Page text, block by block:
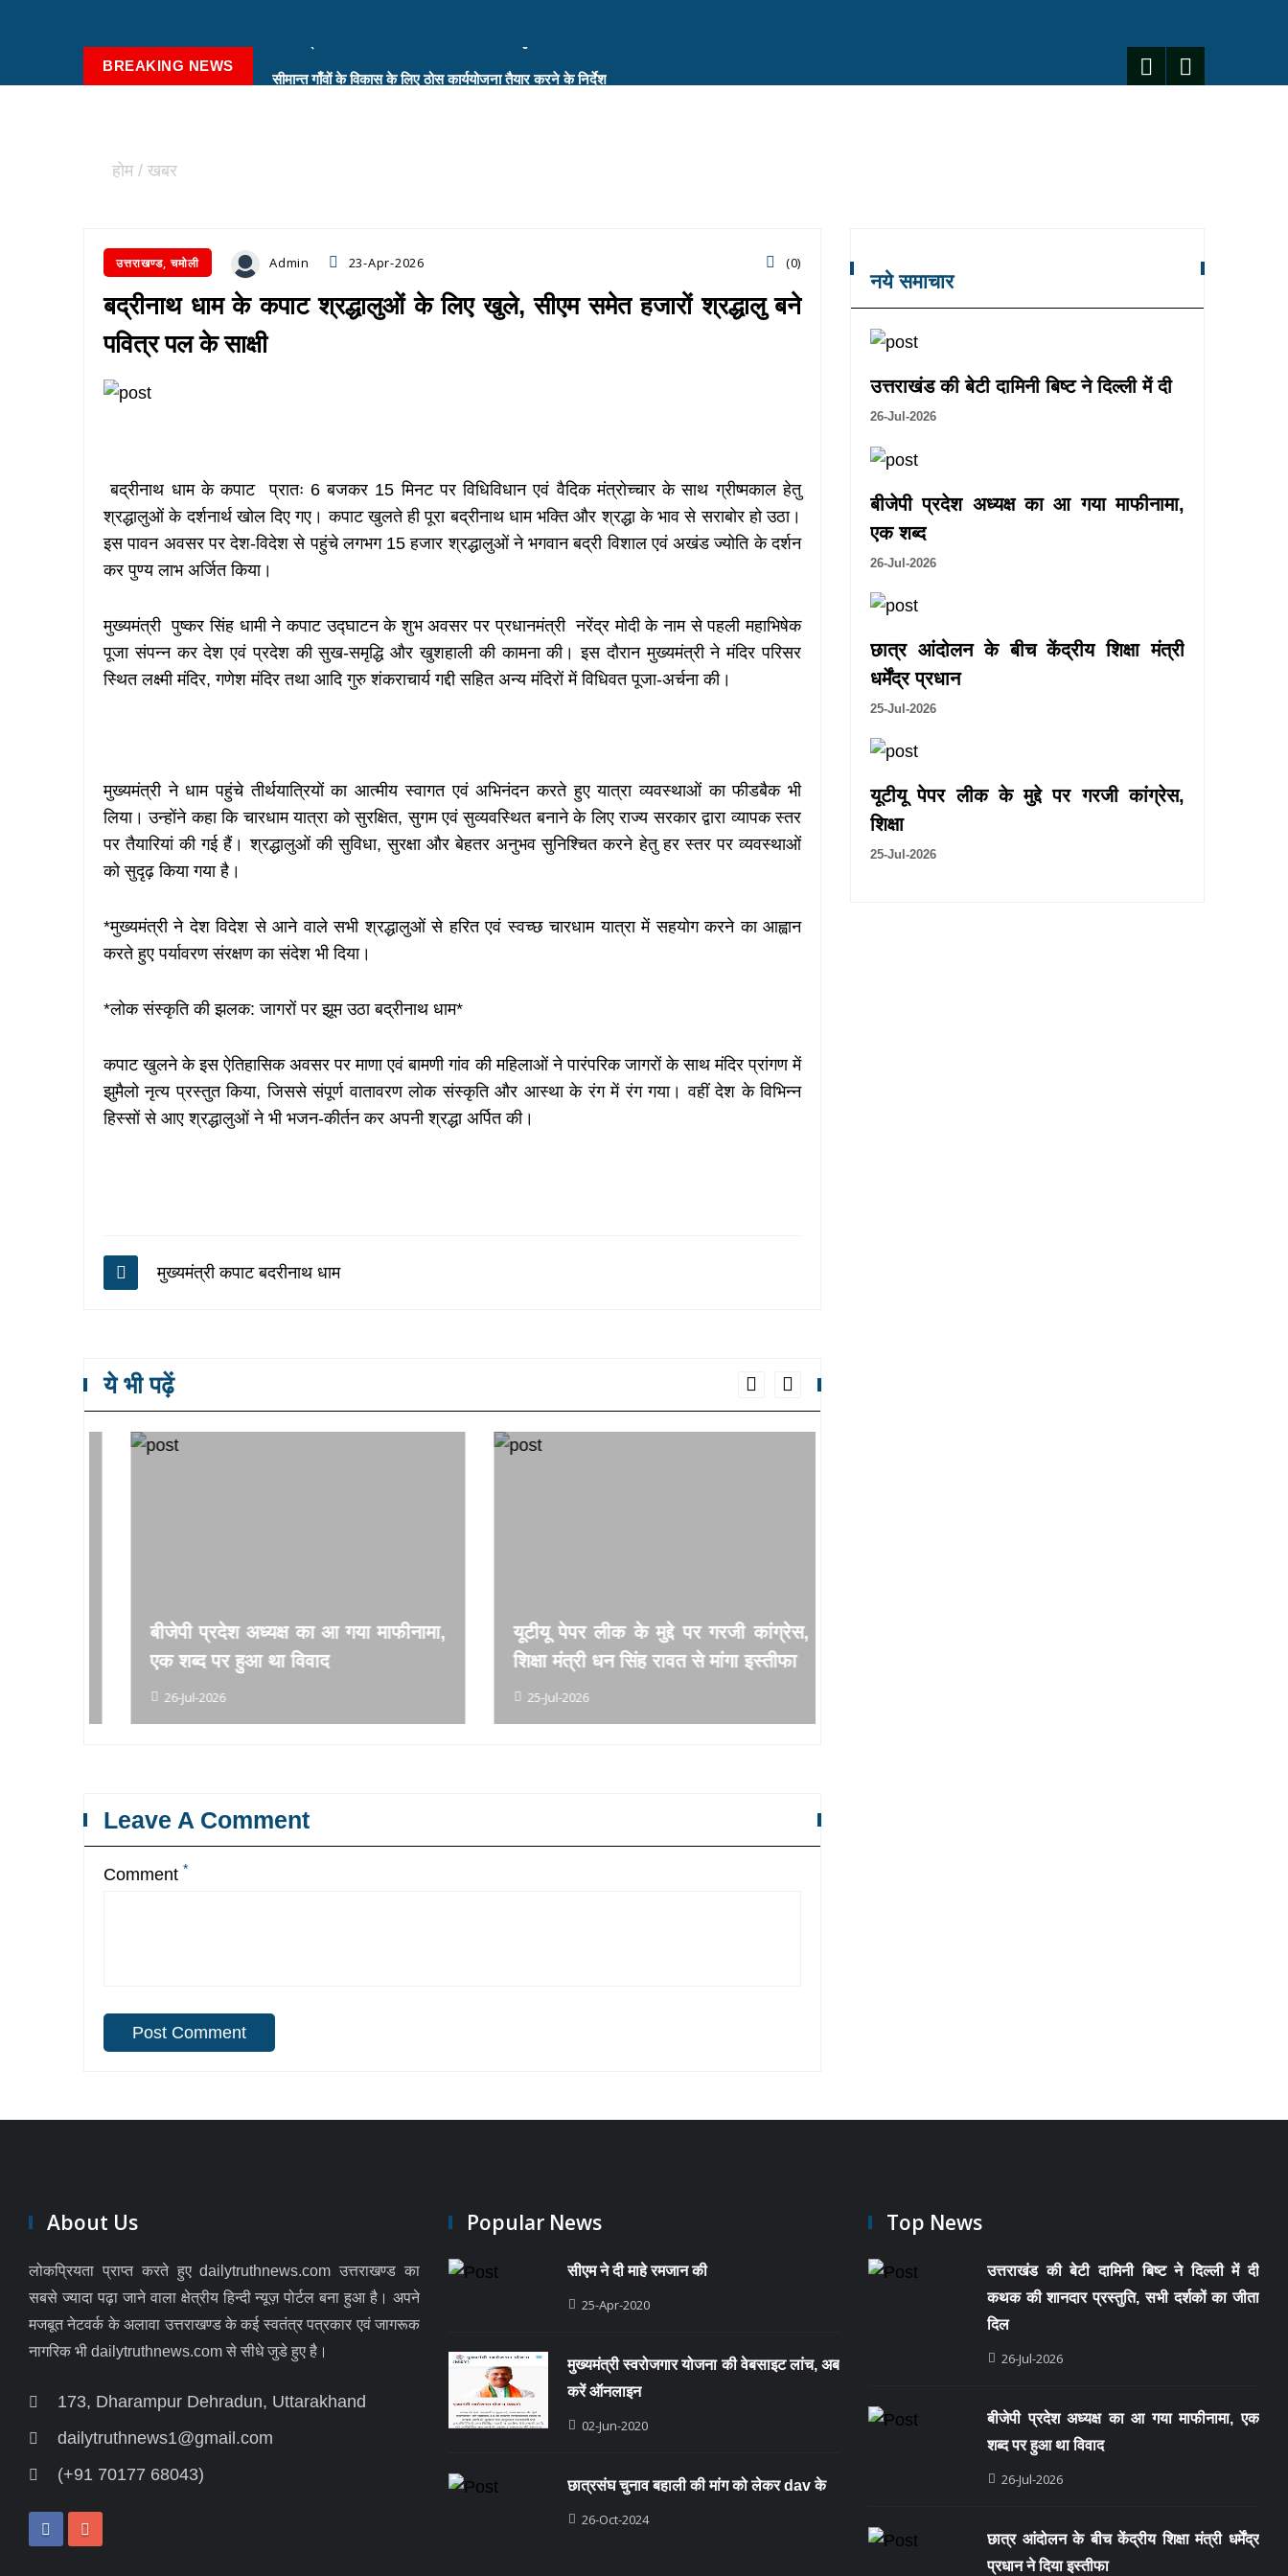
BREAKING NEWS
सीमान्त गाँवों के विकास के लिए ठोस कार्ययोजना तैयार करने के निर्देश
होम खबर
उत्तराखण्ड, चमोली Admin 23-Apr-2026 (0)
बद्रीनाथ धाम के कपाट श्रद्धालुओं के लिए खुले, सीएम समेत हजारों श्रद्धालु बने
पवित्र पल के साक्षी
बद्रीनाथ धाम के कपाट प्रातः 6 बजकर 15 मिनट पर विधिविधान एवं वैदिक मंत्रोच्चार के साथ ग्रीष्मकाल हेतु
श्रद्धालुओं के दर्शनार्थ खोल दिए गए। कपाट खुलते ही पूरा बद्रीनाथ धाम भक्ति और श्रद्धा के भाव से सराबोर हो उठा।
इस पावन अवसर पर देश-विदेश से पहुंचे लगभग 15 हजार श्रद्धालुओं ने भगवान बद्री विशाल एवं अखंड ज्योति के दर्शन
कर पुण्य लाभ अर्जित किया।
मुख्यमंत्री पुष्कर सिंह धामी ने कपाट उद्घाटन के शुभ अवसर पर प्रधानमंत्री नरेंद्र मोदी के नाम से पहली महाभिषेक
पूजा संपन्न कर देश एवं प्रदेश की सुख-समृद्धि और खुशहाली की कामना की। इस दौरान मुख्यमंत्री ने मंदिर परिसर
स्थित लक्ष्मी मंदिर, गणेश मंदिर तथा आदि गुरु शंकराचार्य गद्दी सहित अन्य मंदिरों में विधिवत पूजा-अर्चना की।
मुख्यमंत्री ने धाम पहुंचे तीर्थयात्रियों का आत्मीय स्वागत एवं अभिनंदन करते हुए यात्रा व्यवस्थाओं का फीडबैक भी
लिया। उन्होंने कहा कि चारधाम यात्रा को सुरक्षित, सुगम एवं सुव्यवस्थित बनाने के लिए राज्य सरकार द्वारा व्यापक स्तर
पर तैयारियां की गई हैं। श्रद्धालुओं की सुविधा, सुरक्षा और बेहतर अनुभव सुनिश्चित करने हेतु हर स्तर पर व्यवस्थाओं
को सुदृढ़ किया गया है।
*मुख्यमंत्री ने देश विदेश से आने वाले सभी श्रद्धालुओं से हरित एवं स्वच्छ चारधाम यात्रा में सहयोग करने का आह्वान
करते हुए पर्यावरण संरक्षण का संदेश भी दिया।
*लोक संस्कृति की झलक: जागरों पर झूम उठा बद्रीनाथ धाम*
कपाट खुलने के इस ऐतिहासिक अवसर पर माणा एवं बामणी गांव की महिलाओं ने पारंपरिक जागरों के साथ मंदिर प्रांगण में
झुमैलो नृत्य प्रस्तुत किया, जिससे संपूर्ण वातावरण लोक संस्कृति और आस्था के रंग में रंग गया। वहीं देश के विभिन्न
हिस्सों से आए श्रद्धालुओं ने भी भजन-कीर्तन कर अपनी श्रद्धा अर्पित की।
मुख्यमंत्री कपाट बदरीनाथ धाम
ये भी पढ़ें
बीजेपी प्रदेश अध्यक्ष का आ गया माफीनामा,
एक शब्द पर हुआ था विवाद
26-Jul-2026
यूटीयू पेपर लीक के मुद्दे पर गरजी कांग्रेस,
शिक्षा मंत्री धन सिंह रावत से मांगा इस्तीफा
25-Jul-2026
Leave A Comment
Comment *
नये समाचार
उत्तराखंड की बेटी दामिनी बिष्ट ने दिल्ली में दी
26-Jul-2026
बीजेपी प्रदेश अध्यक्ष का आ गया माफीनामा,
एक शब्द
26-Jul-2026
छात्र आंदोलन के बीच केंद्रीय शिक्षा मंत्री
धर्मेंद्र प्रधान
25-Jul-2026
यूटीयू पेपर लीक के मुद्दे पर गरजी कांग्रेस,
शिक्षा
25-Jul-2026
About Us
लोकप्रियता प्राप्त करते हुए dailytruthnews.com उत्तराखण्ड का
सबसे ज्यादा पढ़ा जाने वाला क्षेत्रीय हिन्दी न्यूज़ पोर्टल बना हुआ है। अपने
मजबूत नेटवर्क के अलावा उत्तराखण्ड के कई स्वतंत्र पत्रकार एवं जागरूक
नागरिक भी dailytruthnews.com से सीधे जुडे हुए है।
173, Dharampur Dehradun, Uttarakhand
dailytruthnews1@gmail.com
(+91 70177 68043)
Popular News
सीएम ने दी माहे रमजान की
25-Apr-2020
मुख्यमंत्री स्वरोजगार योजना की वेबसाइट लांच, अब
करें ऑनलाइन
02-Jun-2020
छात्रसंघ चुनाव बहाली की मांग को लेकर dav के
26-Oct-2024
Top News
उत्तराखंड की बेटी दामिनी बिष्ट ने दिल्ली में दी
कथक की शानदार प्रस्तुति, सभी दर्शकों का जीता
दिल
26-Jul-2026
बीजेपी प्रदेश अध्यक्ष का आ गया माफीनामा, एक
शब्द पर हुआ था विवाद
26-Jul-2026
छात्र आंदोलन के बीच केंद्रीय शिक्षा मंत्री धर्मेंद्र
प्रधान ने दिया इस्तीफा